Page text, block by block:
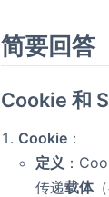
简要回答
Cookie 和
Cookie ：
定义 ：
传递载体